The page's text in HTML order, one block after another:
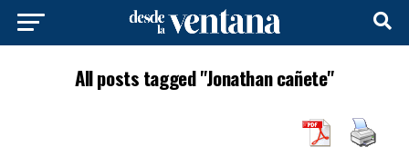
All posts tagged "Jonathan cañete"